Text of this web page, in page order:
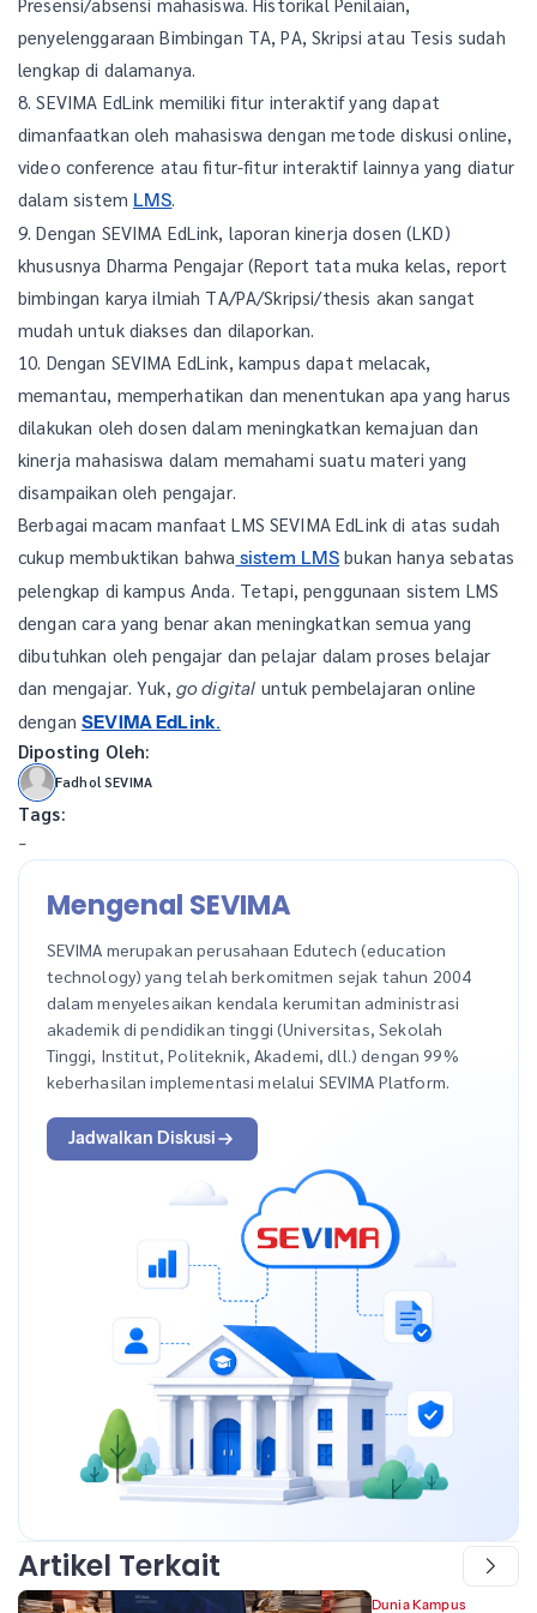
penyelenggaraan Bimbingan TA, PA, Skripsi atau Tesis sudah
lengkap di dalamanya.
8. SEVIMA EdLink memiliki fitur interaktif yang dapat
dimanfaatkan oleh mahasiswa dengan metode diskusi online,
video conference atau fitur-fitur interaktif lainnya yang diatur
dalam sistem LMS
9. Dengan SEVIMA EdLink, laporan kinerja dosen (LKD)
khususnya Dharma Pengajar (Report tata muka kelas, report
bimbingan karya ilmiah TA/PA/Skripsi/thesis akan sangat
mudah untuk diakses dan dilaporkan.
10. Dengan SEVIMA EdLink, kampus dapat melacak,
memantau, memperhatikan dan menentukan apa yang harus
dilakukan oleh dosen dalam meningkatkan kemajuan dan
kinerja mahasiswa dalam memahami suatu materi yang
disampaikan oleh pengajar.
Berbagai macam manfaat LMS SEVIMA EdLink di atas sudah
cukup membuktikan bahwa sistem LMS bukan hanya sebatas
pelengkap di kampus Anda. Tetapi, penggunaan sistem LMS
dengan cara yang benar akan meningkatkan semua yang
dibutuhkan oleh pengajar dan pelajar dalam proses belajar
dan mengajar. Yuk, go digital untuk pembelajaran online
denganSEVIMA EdLink.
Diposting Oleh:
Fadhol SEVIMA
Tags:
-
Mengenal SEVIMA
SEVIMA merupakan perusahaan Edutech (education
technology) yang telah berkomitmen sejak tahun 2004
dalam menyelesaikan kendala kerumitan administrasi
akademik di pendidikan tinggi (Universitas, Sekolah
Tinggi, Institut, Politeknik, Akademi, dll.) dengan 99%
keberhasilan implementasi melalui SEVIMA Platform.
Jadwalkan Diskusi
Artikel Terkait
Dunia Kampus